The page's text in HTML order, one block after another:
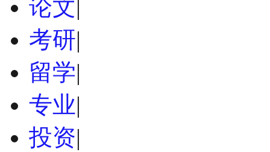
论文|
考研|
留学|
专业|
投资|